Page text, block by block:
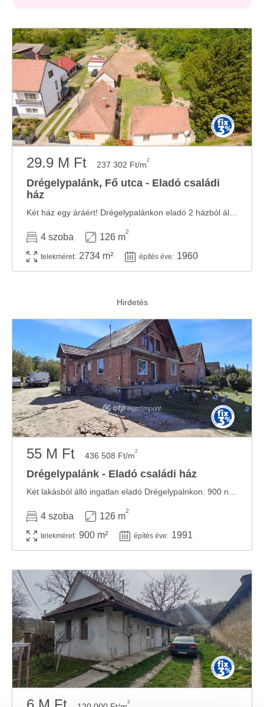
29.9 M Ft 237 302 Ft/m2
Drégelypalánk, Fő utca - Eladó családi
ház
4 szoba 126 m
2
telekméret: 2734 m² építés éve: 1960
55 M Ft 436 508 Ft/m2
Drégelypalánk - Eladó családi ház
4 szoba 126 m
2
telekméret: 900 m² építés éve: 1991
2